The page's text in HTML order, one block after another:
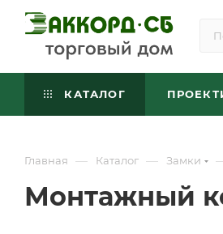
КАТАЛОГ
Главная — Каталог — Замки
Монтажный